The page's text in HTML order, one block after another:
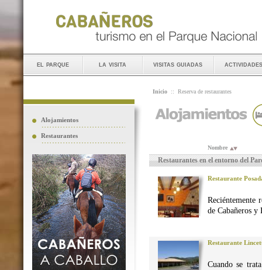
el parque la visita visitas guiadas actividades
Alojamientos
Restaurantes
Inicio :: Reserva de restaurantes
Nombre
Restaurantes en el entorno del
Restaurante
Reciéntemente
de Cabañeros y
Restaurante
Cuando se